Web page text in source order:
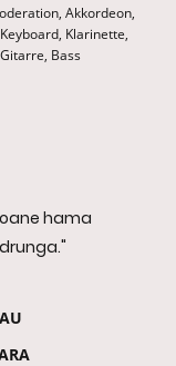
Akkordeon,
Klarinette,
Bass
hama